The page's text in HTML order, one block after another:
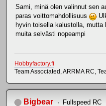
Sami, minä olen valinnut sen
paras voittomahdollisuus
hyvin toisella kalustolla,
muita selvästi nopeampi
Hobbyfactory.fi
Team Associated, ARRMA RC,
Bigbear Fullspeed RC